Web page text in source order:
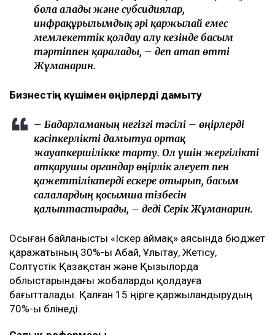
бола алады және субсидиялар,
инфрақұрылымдық әрі қаржылай емес
мемлекеттік қолдау алу кезінде басым
тәртіппен қаралады, – деп атап өтті
Жұманғарин.
Бизнестің күшімен өңірлерді дамыту
– Бағдарламаның негізгі тәсілі – өңірлерді
кәсіпкерлікті дамытуға ортақ
жауапкершілікке тарту. Ол үшін жергілікті
атқарушы органдар өңірлік әлеует пен
қажеттіліктерді ескере отырып, басым
салалардың қосымша тізбесін
қалыптастырады, – деді Серік Жұманғарин.
Осыған байланысты «Іскер аймақ» аясында бюджет
қаражатының 30%-ы Абай, Ұлытау, Жетісу,
Солтүстік Қазақстан және Қызылорда
облыстарындағы жобаларды қолдауға
бағытталады. Қалған 15 өңірге қаржыландырудың
70%-ы бөлінеді.